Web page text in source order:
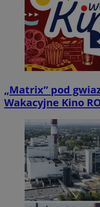
„Matrix” pod
Wakacyjne Kino